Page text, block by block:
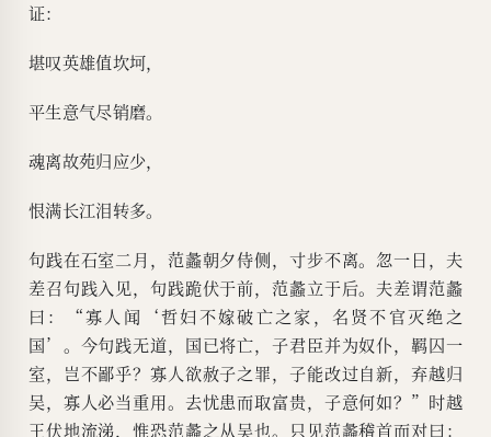
证：
堪叹英雄值坎坷，
平生意气尽销磨。
魂离故苑归应少，
恨满长江泪转多。
句践在石室二月，范蠡朝夕侍侧，寸步不离。忽一日，夫
差召句践入见，句践跪伏于前，范蠡立于后。夫差谓范蠡
曰：“寡人闻‘哲妇不嫁破亡之家，名贤不官灭绝之
国’。今句践无道，国已将亡，子君臣并为奴仆，羁囚一
室，岂不鄙乎？寡人欲赦子之罪，子能改过自新，弃越归
吴，寡人必当重用。去忧患而取富贵，子意何如？”时越
王伏地流涕，惟恐范蠡之从吴也。只见范蠡稽首而对曰：